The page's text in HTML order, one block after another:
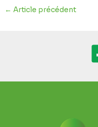
← Article précédent